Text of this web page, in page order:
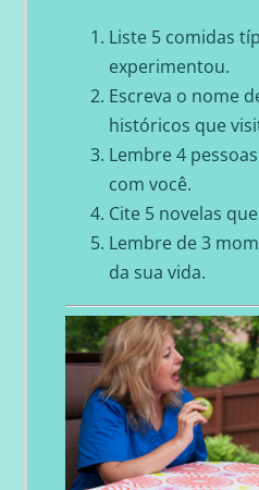
Liste 5 comidas
experimentou.
Escreva o nome
históricos que
Lembre 4
com você.
Cite 5 novelas
Lembre de 3
da sua vida.